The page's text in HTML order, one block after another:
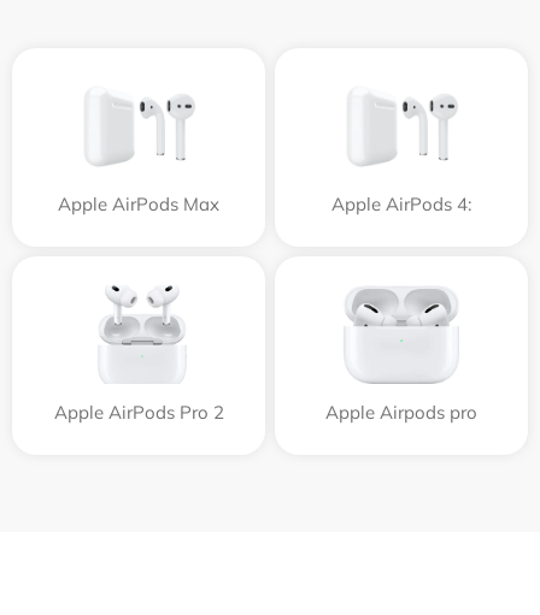
Apple AirPods Max Apple AirPods 4:
Apple AirPods Pro 2 Apple Airpods pro